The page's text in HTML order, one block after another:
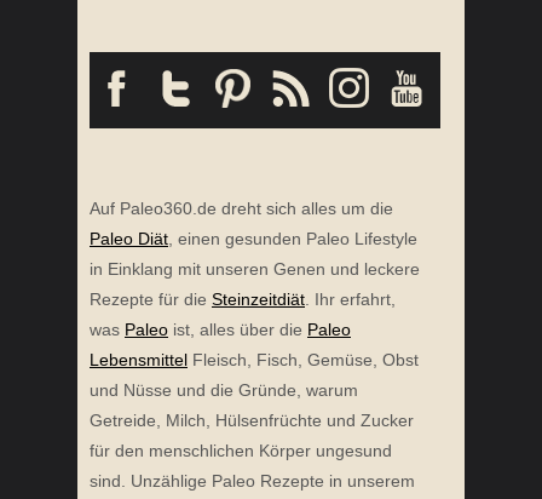
Auf Paleo360.de dreht sich alles um die
Paleo Diät , einen gesunden Paleo Lifestyle
in Einklang mit unseren Genen und leckere
Rezepte für die Steinzeitdiät . Ihr erfahrt,
was Paleo ist, alles über die Paleo
Lebensmittel Fleisch, Fisch, Gemüse, Obst
und Nüsse und die Gründe, warum
Getreide, Milch, Hülsenfrüchte und Zucker
für den menschlichen Körper ungesund
sind. Unzählige Paleo Rezepte in unserem